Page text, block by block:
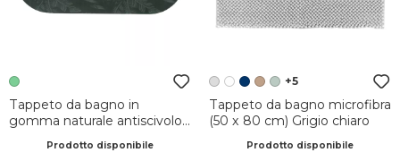
Tappeto da bagno in
gomma naturale antiscivolo
Nature Verde
Prodotto disponibile
+5
Tappeto da bagno microfibra
(50 x 80 cm) Grigio chiaro
Prodotto disponibile